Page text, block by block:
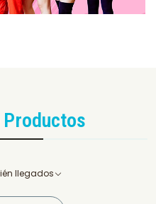
Productos
llegados